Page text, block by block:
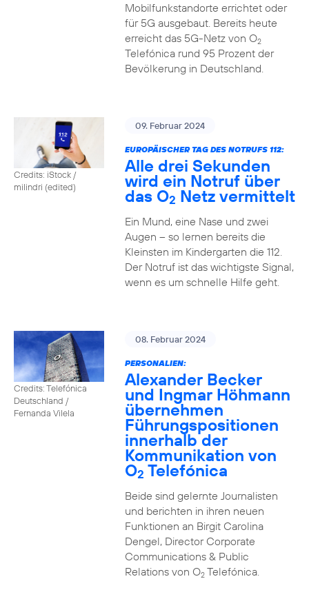
Mobilfunkstandorte errichtet oder
für 5G ausgebaut. Bereits heute
erreicht das 5G-Netz von O2
Telefónica rund 95 Prozent der
Bevölkerung in Deutschland.
Credits: iStock /
milindri (edited)
09. Februar 2024
EUROPÄISCHER TAG DES NOTRUFS 112:
Alle drei Sekunden
wird ein Notruf über
das O2 Netz vermittelt
Ein Mund, eine Nase und zwei
Augen – so lernen bereits die
Kleinsten im Kindergarten die 112.
Der Notruf ist das wichtigste Signal,
wenn es um schnelle Hilfe geht.
Credits: Telefónica
Deutschland /
Fernanda Vilela
08. Februar 2024
PERSONALIEN:
Alexander Becker
und Ingmar Höhmann
übernehmen
Führungspositionen
innerhalb der
Kommunikation von
O2 Telefónica
Beide sind gelernte Journalisten
und berichten in ihren neuen
Funktionen an Birgit Carolina
Dengel, Director Corporate
Communications & Public
Relations von O2Telefónica.